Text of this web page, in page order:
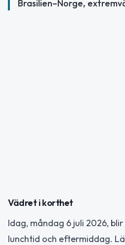
Brasilien–Norge,
Vädret i korthet
Idag, måndag 6 juli 2026,
lunchtid och eftermiddag.